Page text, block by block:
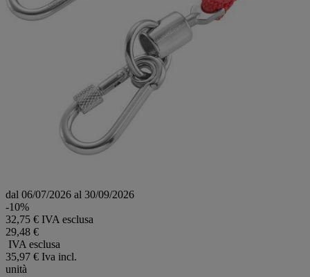
dal 06/07/2026 al 30/09/2026
-10%
32,75 € IVA esclusa
29,48 €
IVA esclusa
35,97 € Iva incl.
unità